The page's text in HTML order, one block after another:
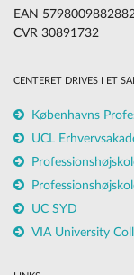
EAN
CVR 30891732
CENTERET DRIVES I ET
Københavns
UCL
UC SYD
VIA University